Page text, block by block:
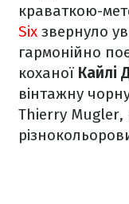
краваткою-
Six звернуло
гармонійно
коханої Кайлі
вінтажну
Thierry